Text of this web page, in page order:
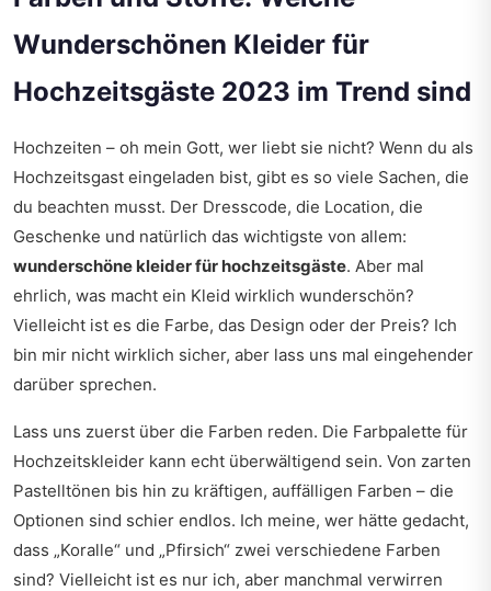
Wunderschönen Kleider für
Hochzeitsgäste 2023 im Trend sind
Hochzeiten – oh mein Gott, wer liebt sie nicht? Wenn du als
Hochzeitsgast eingeladen bist, gibt es so viele Sachen, die
du beachten musst. Der Dresscode, die Location, die
Geschenke und natürlich das wichtigste von allem:
wunderschöne kleider für hochzeitsgäste. Aber mal
ehrlich, was macht ein Kleid wirklich wunderschön?
Vielleicht ist es die Farbe, das Design oder der Preis? Ich
bin mir nicht wirklich sicher, aber lass uns mal eingehender
darüber sprechen.
Lass uns zuerst über die Farben reden. Die Farbpalette für
Hochzeitskleider kann echt überwältigend sein. Von zarten
Pastelltönen bis hin zu kräftigen, auffälligen Farben – die
Optionen sind schier endlos. Ich meine, wer hätte gedacht,
dass „Koralle“ und „Pfirsich“ zwei verschiedene Farben
sind? Vielleicht ist es nur ich, aber manchmal verwirren